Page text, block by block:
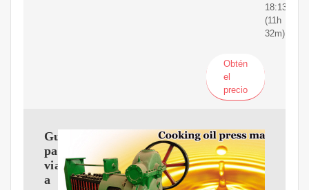
18:13
(11h
32m)
Obtén
el
precio
Guía
para
viajar
a